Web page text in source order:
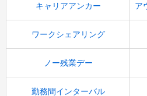
キャリアアンカー
ワークシェアリング
ノー残業デー
勤務間インターバル